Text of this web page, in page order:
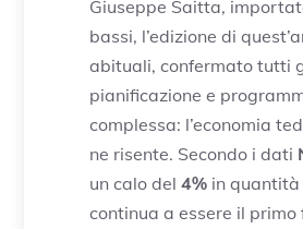
Giuseppe Saitta,
bassi, l’edizione di
abituali, confermato tutti
pianificazione e
complessa: l’economia
ne risente. Secondo i dati
un calo del 4% in quantità
continua a essere il